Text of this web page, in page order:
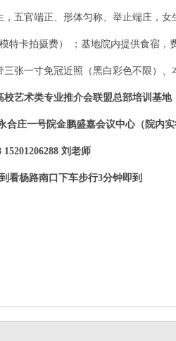
五官端正、形体匀称、举止端庄，女
特卡拍摄费） ；基地院内提供食宿，
三张一寸免冠近照（黑白彩色不限）
校艺术类专业推介会联盟总部培训基地
一号院金鹏盛嘉会议中心（院内
15201206288刘老师
看杨路南口下车步行3分钟即到